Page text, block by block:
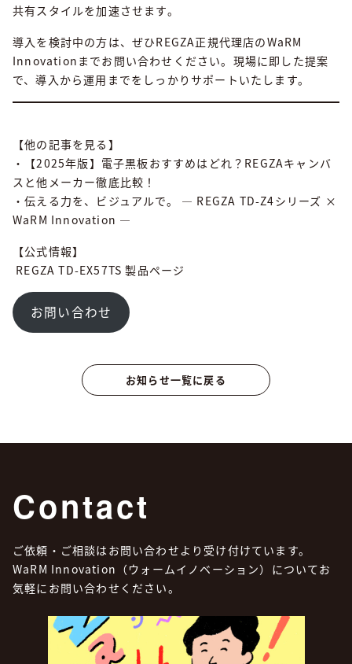
共有スタイルを加速させます。
導入を検討中の方は、ぜひREGZA正規代理店のWaRM
Innovationまでお問い合わせください。現場に即した提案
で、導入から運用までをしっかりサポートいたします。
【他の記事を見る】
・【2025年版】電子黒板おすすめはどれ？REGZAキャンバ
スと他メーカー徹底比較！
・伝える力を、ビジュアルで。 ― REGZA TD-Z4シリーズ ×
WaRM Innovation ―
【公式情報】
REGZA TD-EX57TS 製品ページ
お問い合わせ
お知らせ一覧に戻る
Contact
ご依頼・ご相談はお問い合わせより受け付けています。
WaRM Innovation（ウォームイノベーション）についてお
気軽にお問い合わせください。